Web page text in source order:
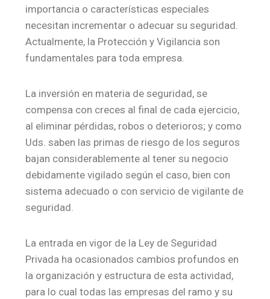
importancia o características especiales
necesitan incrementar o adecuar su seguridad.
Actualmente, la Protección y Vigilancia son
fundamentales para toda empresa.
La inversión en materia de seguridad, se
compensa con creces al final de cada ejercicio,
al eliminar pérdidas, robos o deterioros; y como
Uds. saben las primas de riesgo de los seguros
bajan considerablemente al tener su negocio
debidamente vigilado según el caso, bien con
sistema adecuado o con servicio de vigilante de
seguridad.
La entrada en vigor de la Ley de Seguridad
Privada ha ocasionados cambios profundos en
la organización y estructura de esta actividad,
para lo cual todas las empresas del ramo y su